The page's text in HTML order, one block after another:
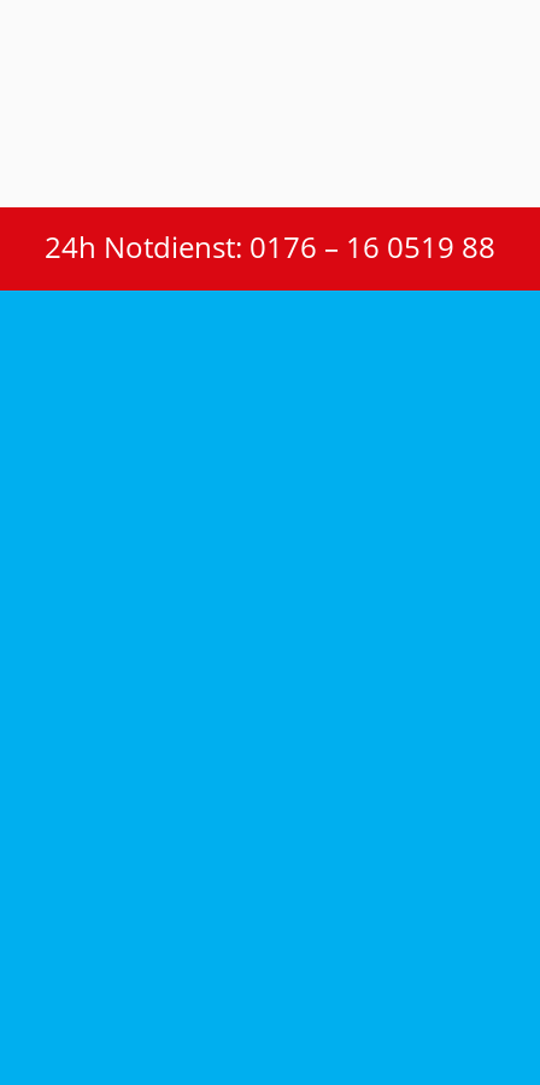
24h Notdienst: 0176 – 16 0519 88